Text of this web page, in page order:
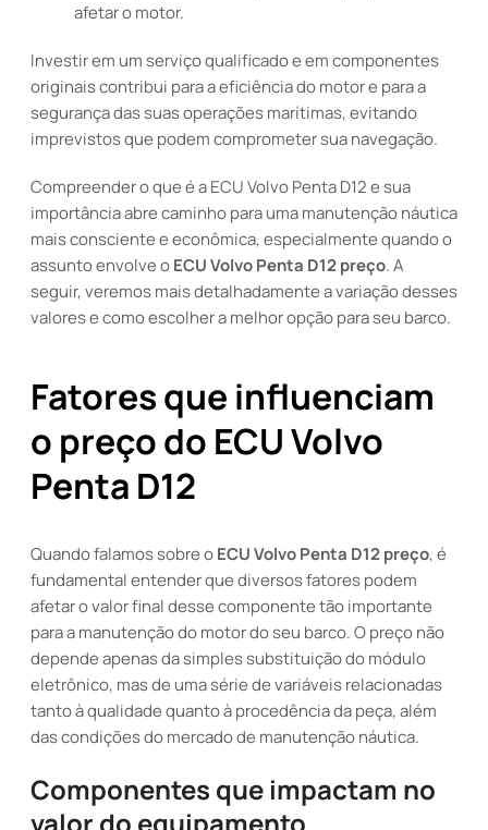
afetar o motor.
Investir em um serviço qualificado e em componentes
originais contribui para a eficiência do motor e para a
segurança das suas operações marítimas, evitando
imprevistos que podem comprometer sua navegação.
Compreender o que é a ECU Volvo Penta D12 e sua
importância abre caminho para uma manutenção náutica
mais consciente e econômica, especialmente quando o
assunto envolve oECU Volvo Penta D12 preço. A
seguir, veremos mais detalhadamente a variação desses
valores e como escolher a melhor opção para seu barco.
Fatores que influenciam
o preço do ECU Volvo
Penta D12
Quando falamos sobre oECU Volvo Penta D12 preço, é
fundamental entender que diversos fatores podem
afetar o valor final desse componente tão importante
para a manutenção do motor do seu barco. O preço não
depende apenas da simples substituição do módulo
eletrônico, mas de uma série de variáveis relacionadas
tanto à qualidade quanto à procedência da peça, além
das condições do mercado de manutenção náutica.
Componentes que impactam no